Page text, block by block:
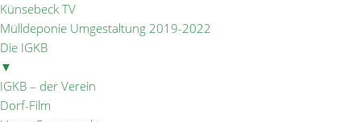
Künsebeck TV
Mülldeponie Umgestaltung 2019-2022
Die IGKB
▼
IGKB – der Verein
Dorf-Film